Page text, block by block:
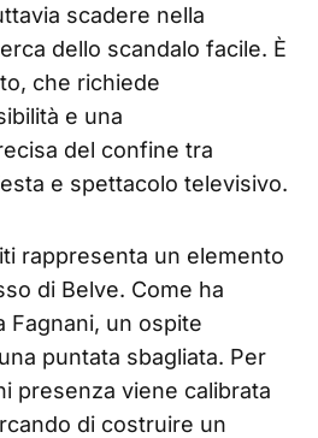
scadere nella
dello scandalo facile. È
che richiede
e una
del confine tra
e spettacolo televisivo.
rappresenta un elemento
di Belve. Come ha
Fagnani, un ospite
puntata sbagliata. Per
presenza viene calibrata
di costruire un